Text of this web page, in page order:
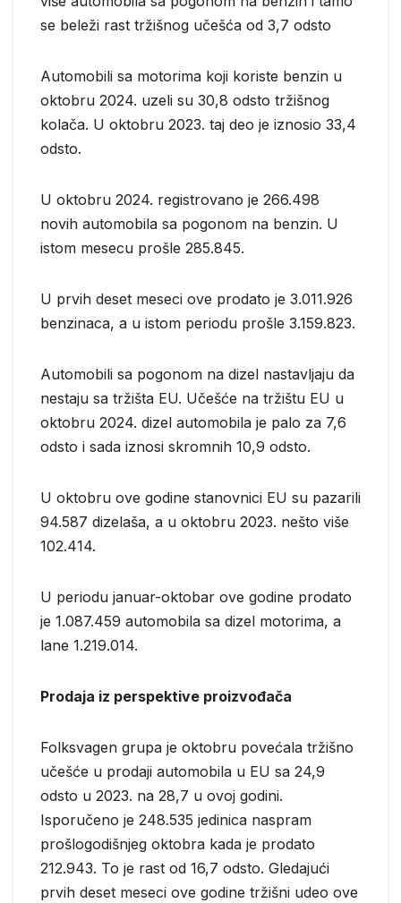
se beleži rast tržišnog učešća od 3,7 odsto
Automobili sa motorima koji koriste benzin u
oktobru 2024. uzeli su 30,8 odsto tržišnog
kolača. U oktobru 2023. taj deo je iznosio 33,4
odsto.
U oktobru 2024. registrovano je 266.498
novih automobila sa pogonom na benzin. U
istom mesecu prošle 285.845.
U prvih deset meseci ove prodato je 3.011.926
benzinaca, a u istom periodu prošle 3.159.823.
Automobili sa pogonom na dizel nastavljaju da
nestaju sa tržišta EU. Učešće na tržištu EU u
oktobru 2024. dizel automobila je palo za 7,6
odsto i sada iznosi skromnih 10,9 odsto.
U oktobru ove godine stanovnici EU su pazarili
94.587 dizelaša, a u oktobru 2023. nešto više
102.414.
U periodu januar-oktobar ove godine prodato
je 1.087.459 automobila sa dizel motorima, a
lane 1.219.014.
Prodaja iz perspektive proizvođača
Folksvagen grupa je oktobru povećala tržišno
učešće u prodaji automobila u EU sa 24,9
odsto u 2023. na 28,7 u ovoj godini.
Isporučeno je 248.535 jedinica naspram
prošlogodišnjeg oktobra kada je prodato
212.943. To je rast od 16,7 odsto. Gledajući
prvih deset meseci ove godine tržišni udeo ove